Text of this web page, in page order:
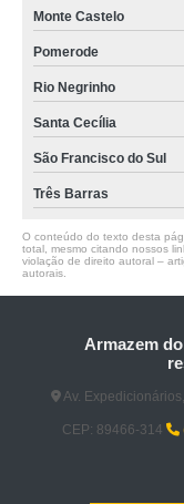
Monte Castelo
Pomerode
Rio Negrinho
Santa Cecília
São Francisco do Sul
Três Barras
O conteúdo do texto desta
total, mesmo citando nossos
violação de direito autoral –
autorais
Armazem
Av.
CEP: 89466-314